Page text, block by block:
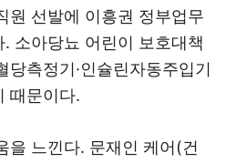
원 선발에 이흥권 정부업무
소아당뇨 어린이 보호대책
측정기·인슐린자동주입기
때문이다.
을 느낀다. 문재인 케어(건